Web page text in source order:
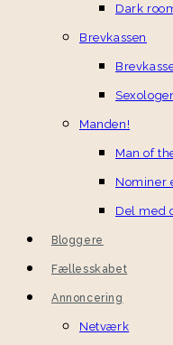
Dark
Brevkassen
Manden!
Man of
Nominer
Del med
Bloggere
Fællesskabet
Annoncering
Netværk